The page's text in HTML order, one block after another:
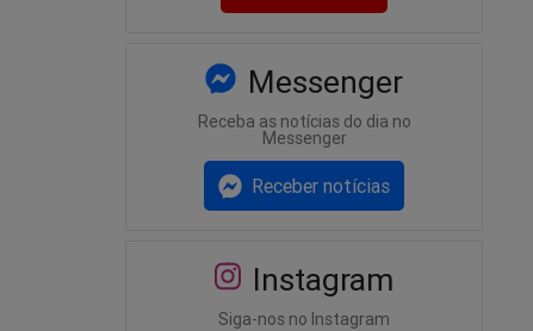
Messenger
Receba as notícias do dia no
Messenger
Receber notícias
Instagram
Siga-nos no Instagram